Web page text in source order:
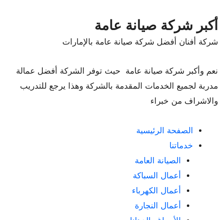
أكبر شركة صيانة عامة
شركة أفنان أفضل شركة صيانة عامة بالإمارات
نعم وأكبر شركة صيانة عامة حيث توفر الشركة أفضل عمالة
مدربة لجميع الخدمات المقدمة بالشركة وهذا يرجع للتدريب
والاشراف من خبراء
الصفحة الرئيسية
خدماتنا
الصيانة العامة
أعمال السباكة
أعمال الكهرباء
أعمال النجارة